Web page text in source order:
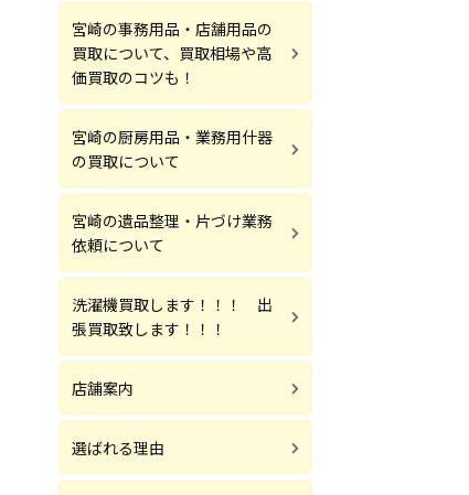
宮崎の事務用品・店舗用品の
買取について、買取相場や高
価買取のコツも！
宮崎の厨房用品・業務用什器
の買取について
宮崎の遺品整理・片づけ業務
依頼について
洗濯機買取します！！！ 出
張買取致します！！！
店舗案内
選ばれる理由